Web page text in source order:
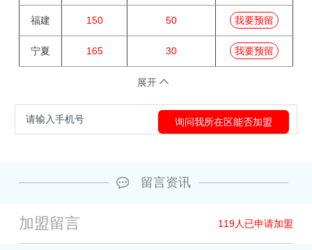
福建 150 50 我要预留
宁夏 165 30 我要预留
展开
留言资讯
加盟留言 119人已申请加盟